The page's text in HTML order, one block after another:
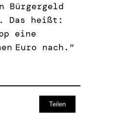
Bürgergeld
Das heißt:
eine
Euro nach.”
Teilen